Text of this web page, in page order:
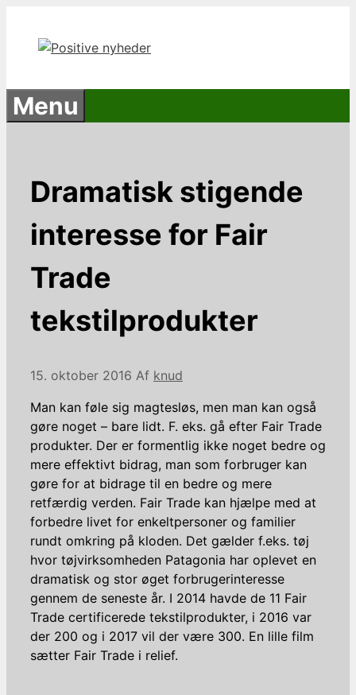
indhold
Menu
Dramatisk stigende
interesse for Fair
Trade
tekstilprodukter
15. oktober 2016 Af knud
Man kan føle sig magtesløs, men man kan også
gøre noget – bare lidt. F. eks. gå efter Fair Trade
produkter. Der er formentlig ikke noget bedre og
mere effektivt bidrag, man som forbruger kan
gøre for at bidrage til en bedre og mere
retfærdig verden. Fair Trade kan hjælpe med at
forbedre livet for enkeltpersoner og familier
rundt omkring på kloden. Det gælder f.eks. tøj
hvor tøjvirksomheden Patagonia har oplevet en
dramatisk og stor øget forbrugerinteresse
gennem de seneste år. I 2014 havde de 11 Fair
Trade certificerede tekstilprodukter, i 2016 var
der 200 og i 2017 vil der være 300. En lille film
sætter Fair Trade i relief.